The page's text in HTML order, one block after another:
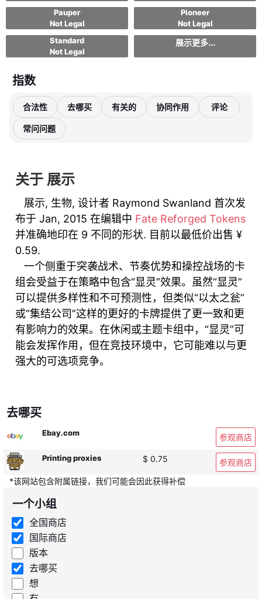
Pauper
Not Legal
Pioneer
Not Legal
Standard
Not Legal
展示更多...
指数
合法性 去哪买 有关的 协同作用 评论
常问问题
关于 展示
展示, 生物, 设计者 Raymond Swanland 首次发
布于 Jan, 2015 在编辑中 Fate Reforged Tokens
并准确地印在 9 不同的形状. 目前以最低价出售 ¥
0.59.
一个侧重于突袭战术、节奏优势和操控战场的卡
组会受益于在策略中包含“显灵”效果。虽然“显灵”
可以提供多样性和不可预测性，但类似“以太之瓮”
或“集结公司”这样的更好的卡牌提供了更一致和更
有影响力的效果。在休闲或主题卡组中，“显灵”可
能会发挥作用，但在竞技环境中，它可能难以与更
强大的可选项竞争。
去哪买
Ebay.com 参观商店
Printing proxies $ 0.75
参观商店
*该网站包含附属链接，我们可能会因此获得补偿
一个小组
全国商店
国际商店
版本
去哪买
想